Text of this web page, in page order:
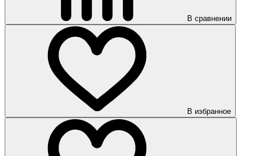
В сравнении
В избранное